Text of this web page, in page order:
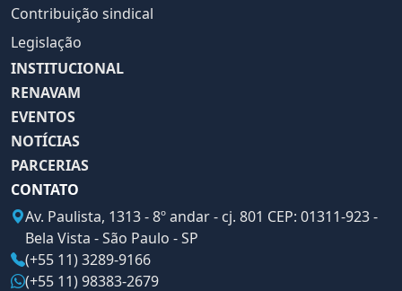
Contribuição sindical
Legislação
INSTITUCIONAL
RENAVAM
EVENTOS
NOTÍCIAS
PARCERIAS
CONTATO
Av. Paulista, 1313 - 8º andar - cj. 801 CEP: 01311-923 -
Bela Vista - São Paulo - SP
(+55 11) 3289-9166
(+55 11) 98383-2679